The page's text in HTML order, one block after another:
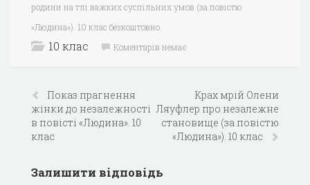
родини на тлі важких суспільних умов (за повістю
«Людина»). 10 клас безкоштовно.
10 клас Коментарів немає
Показ прагнення
жінки до незалежності
в повісті «Людина». 10
клас
Крах мрій Олени
Ляуфлер про незалежне
становище (за повістю
«Людина»). 10 клас
Залишити відповідь